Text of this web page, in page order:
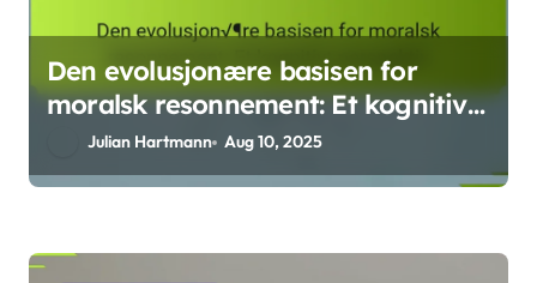
Den evolusjonære basisen for
moralsk resonnement: Et kognitivt
perspektiv
Julian Hartmann Aug 10, 2025